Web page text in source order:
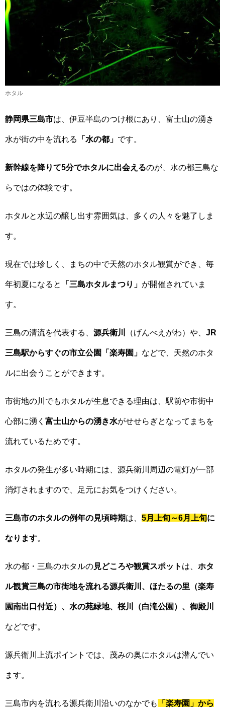
ホタル
静岡県三島市は、伊豆半島のつけ根にあり、富士山の湧き
水が街の中を流れる 「水の都」 です。
新幹線を降りて5分でホタルに出会えるのが、水の都三島な
らではの体験です。
ホタルと水辺の醸し出す雰囲気は、多くの人々を魅了しま
す。
現在では珍しく、まちの中で天然のホタル観賞ができ、毎
年初夏になると 「三島ホタルまつり」 が開催されていま
す。
三島の清流を代表する、 源兵衛川 （げんべえがわ）や、 JR
三島駅からすぐの市立公園「楽寿園」 などで、天然のホタ
ルに出会うことができます。
市街地の川でもホタルが生息できる理由は、駅前や市街中
心部に湧く 富士山からの湧き水がせせらぎとなってまちを
流れているためです。
ホタルの発生が多い時期には、源兵衛川周辺の電灯が一部
消灯されますので、足元にお気をつけください。
三島市のホタルの例年の見頃時期は、 5月上旬～6月上旬に
なります
水の都・三島のホタルの見どころや観賞スポット は、 ホタ
ル観賞三島の市街地を流れる源兵衛川、ほたるの里（楽寿
園南出口付近）、水の苑緑地、桜川（白滝公園）、御殿川
などです。
源兵衛川上流ポイントでは、茂みの奥にホタルは潜んでい
ます。
三島市内を流れる源兵衛川沿いのなかでも 「楽寿園」から